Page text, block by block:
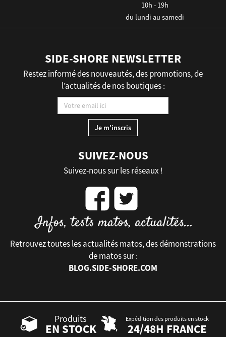
10h - 19h
du lundi au samedi
SIDE-SHORE NEWSLETTER
Restez informé des nouveautés, des promotions, de
l’actualités de nos boutiques :
SUIVEZ-NOUS
Suivez-nous sur les réseaux !
Retrouvez toutes les actualités matos, des démonstrations
de matos sur :
BLOG.SIDE-SHORE.COM
Produits
EN STOCK
Expédition des produits en stock
24/48H FRANCE